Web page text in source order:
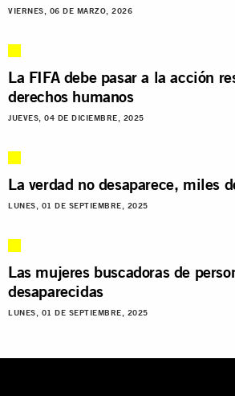
VIERNES, 06 DE MARZO, 2026
La FIFA debe pasar a la acción
derechos humanos
JUEVES, 04 DE DICIEMBRE, 2025
La verdad no desaparece, miles
LUNES, 01 DE SEPTIEMBRE, 2025
Las mujeres buscadoras de
desaparecidas
LUNES, 01 DE SEPTIEMBRE, 2025